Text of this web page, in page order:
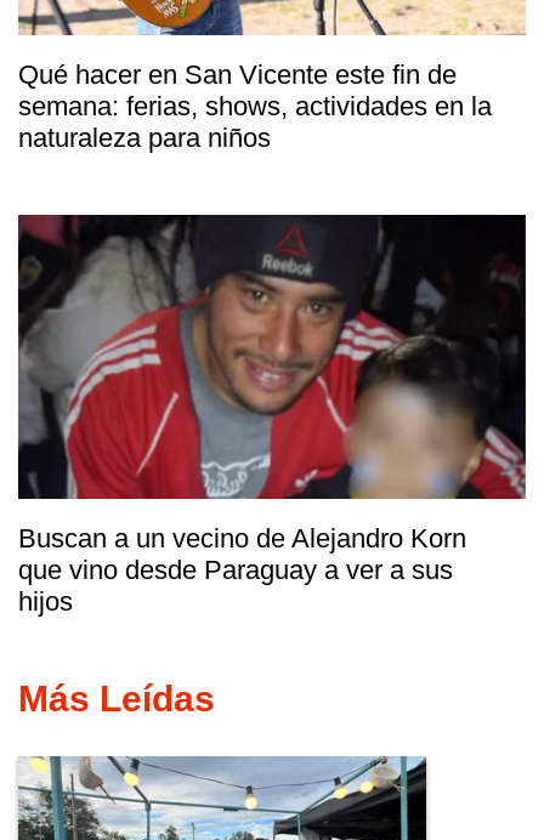
Qué hacer en San Vicente este fin de
semana: ferias, shows, actividades en la
naturaleza para niños
Buscan a un vecino de Alejandro Korn
que vino desde Paraguay a ver a sus
hijos
Más Leídas